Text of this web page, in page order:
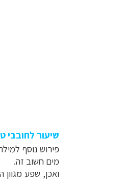
שיעור לחובבי
פירוש נוסף
מים חשוב זה.